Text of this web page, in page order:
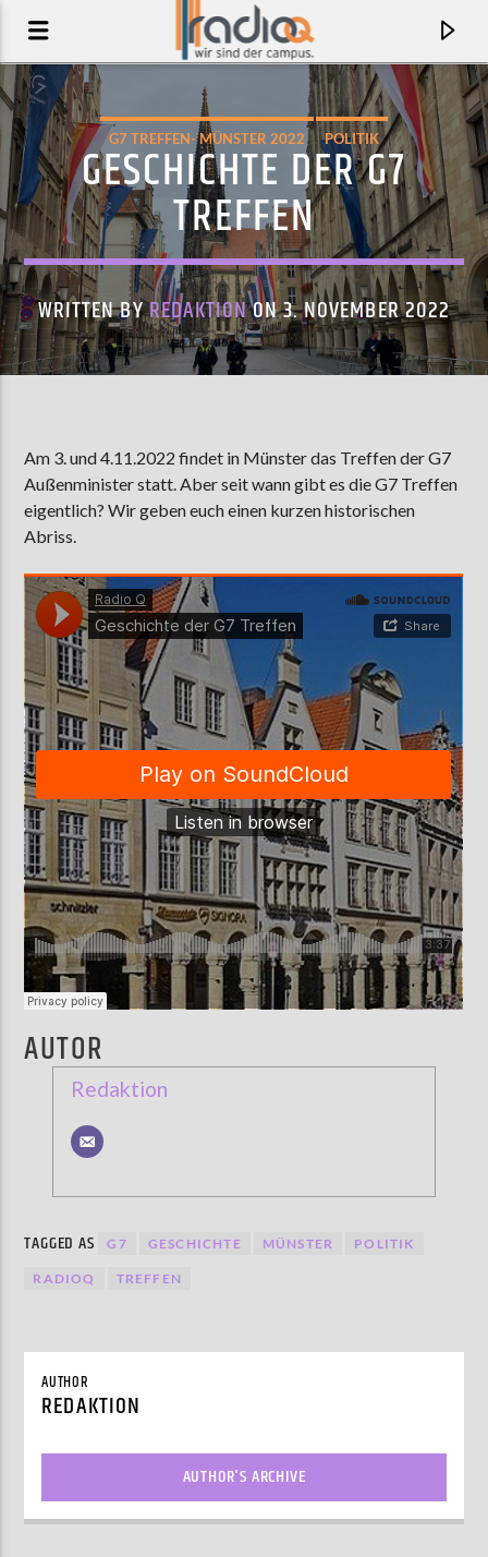
RUBBERBAND MAN
RAYLAND BAXTER
AKTUELLE SENDUNG
ABWASCH
18:00 19:00
ZU HÖREN IN Münster90,9 MHzSteinfurt103,9 MHz
G7 TREFFEN- MÜNSTER 2022 POLITIK
GESCHICHTE DER G7
TREFFEN
WRITTEN BYREDAKTIONON 3. NOVEMBER 2022
Am 3. und 4.11.2022 findet in Münster das Treffen der G7
Außenminister statt. Aber seit wann gibt es die G7 Treffen
eigentlich? Wir geben euch einen kurzen historischen
Abriss.
AUTOR
Redaktion
TAGGED AS G7 GESCHICHTE MÜNSTER POLITIK
RADIOQ TREFFEN
AUTHOR
REDAKTION
AUTHOR'S ARCHIVE